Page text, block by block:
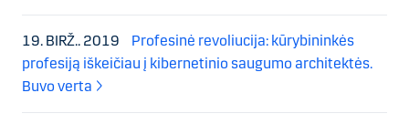
19. BIRŽ.. 2019
Profesinė revoliucija: kūrybininkės
profesiją iškeičiau į kibernetinio saugumo architektės.
Buvo verta